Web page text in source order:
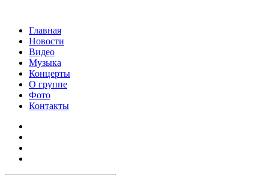
Главная
Новости
Видео
Музыка
Концерты
О группе
Фото
Контакты